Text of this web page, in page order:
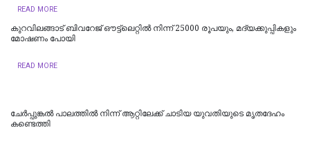
READ MORE
കുറവിലങ്ങാട് ബിവറേജ് ഔട്ട്ലെറ്റിൽ നിന്ന് 25000 രൂപയും, മദ്യക്കുപ്പികളും
മോഷണം പോയി
READ MORE
ചേർപ്പുങ്കൽ പാലത്തിൽ നിന്ന് ആറ്റിലേക്ക് ചാടിയ യുവതിയുടെ മൃതദേഹം
കണ്ടെത്തി